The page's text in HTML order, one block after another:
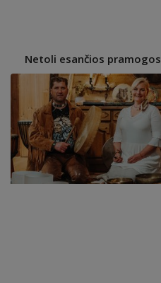
Netoli esančios pramogos